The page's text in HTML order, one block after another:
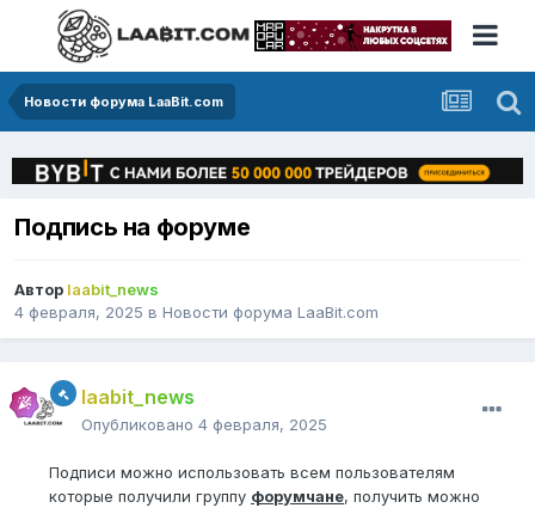
Новости форума LaaBit.com
Подпись на форуме
Автор laabit_news
4 февраля, 2025 в Новости форума LaaBit.com
laabit_news
Опубликовано 4 февраля, 2025
Подписи можно использовать всем пользователям
которые получили группу форумчане, получить можно